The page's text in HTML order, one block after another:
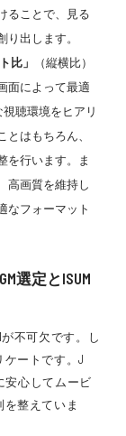
ることで、見る
出します。
比」
（縦横比）
面によって最適
視聴環境をヒアリ
はもちろん、
を行います。ま
高画質を維持し
なフォーマット
選定とISUM
不可欠です。し
ートです。J
安心してムービ
整えていま